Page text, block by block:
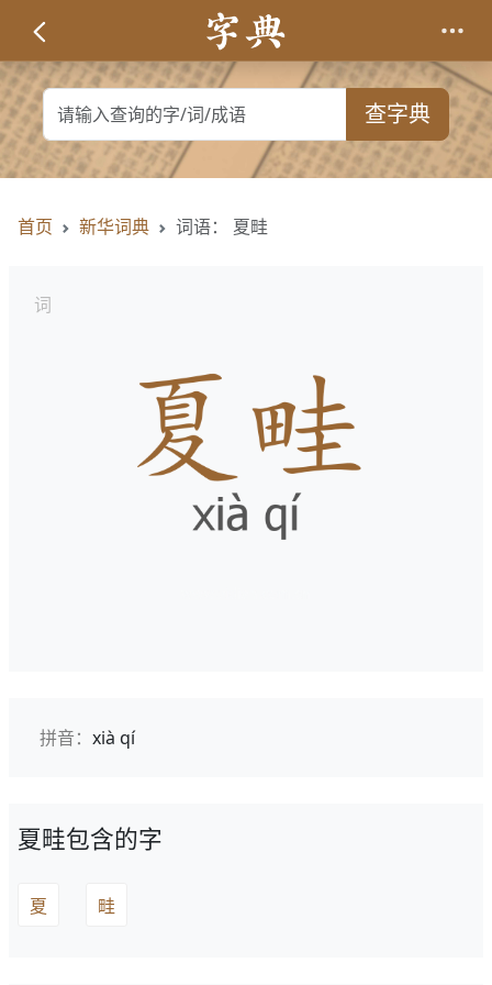
查字典
首页 新华词典 词语： 夏畦
词
拼音： xià qí
夏畦包含的字
夏 畦